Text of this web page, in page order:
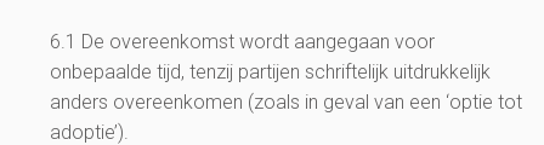
6.1 De overeenkomst wordt aangegaan voor
onbepaalde tijd, tenzij partijen schriftelijk uitdrukkelijk
anders overeenkomen (zoals in geval van een ‘optie tot
adoptie’).